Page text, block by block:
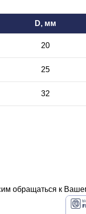
D, мм
20
25
32
обращаться к